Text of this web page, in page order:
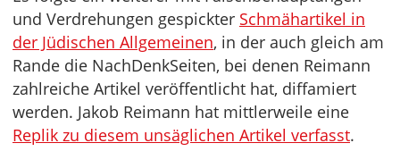
und Verdrehungen gespickter Schmähartikel in
der Jüdischen Allgemeinen, in der auch gleich am
Rande die NachDenkSeiten, bei denen Reimann
zahlreiche Artikel veröffentlicht hat, diffamiert
werden. Jakob Reimann hat mittlerweile eine
Replik zu diesem unsäglichen Artikel verfasst.